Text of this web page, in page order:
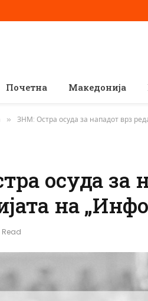
Почетна Македонија
» ЗНМ: Остра осуда за нападот врз
осуда за
на
Read